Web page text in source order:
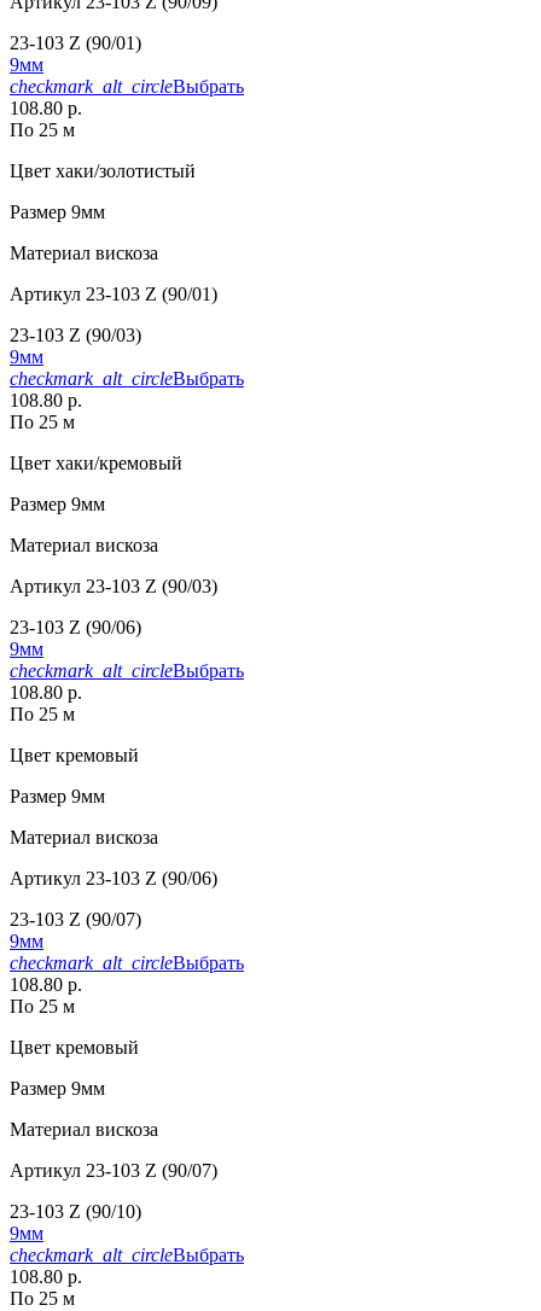
23-103 Z (90/01)
9мм
checkmark_alt_circleВыбрать
108.80 р.
По 25 м
Цвет хаки/золотистый
Размер 9мм
Материал вискоза
Артикул 23-103 Z (90/01)
23-103 Z (90/03)
9мм
checkmark_alt_circleВыбрать
108.80 р.
По 25 м
Цвет хаки/кремовый
Размер 9мм
Материал вискоза
Артикул 23-103 Z (90/03)
23-103 Z (90/06)
9мм
checkmark_alt_circleВыбрать
108.80 р.
По 25 м
Цвет кремовый
Размер 9мм
Материал вискоза
Артикул 23-103 Z (90/06)
23-103 Z (90/07)
9мм
checkmark_alt_circleВыбрать
108.80 р.
По 25 м
Цвет кремовый
Размер 9мм
Материал вискоза
Артикул 23-103 Z (90/07)
23-103 Z (90/10)
9мм
checkmark_alt_circleВыбрать
108.80 р.
По 25 м